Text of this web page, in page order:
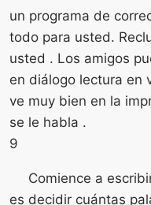
un programa de
todo para usted.
usted . Los amigos
en diálogo lectura en
ve muy bien en la
se le habla .
9
Comience a
es decidir cuántas